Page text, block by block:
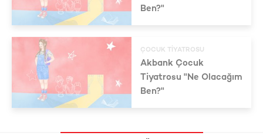
Ben?"
ÇOCUK TIYATROSU
Akbank Çocuk
Tiyatrosu "Ne Olacağım
Ben?"